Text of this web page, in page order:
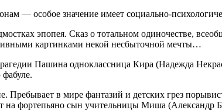
— особое значение имеет социально-
эпопея. Сказ о тотальном одиночестве,
картинками некой несбыточной мечты…
Пашина одноклассница Кира (Надежда
в мире фантазий и детских грез
на фортепьяно сын учительницы Миша